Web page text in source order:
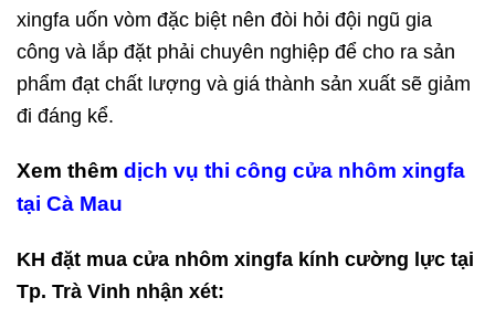
xingfa uốn vòm đặc biệt nên đòi hỏi đội ngũ gia
công và lắp đặt phải chuyên nghiệp để cho ra sản
phẩm đạt chất lượng và giá thành sản xuất sẽ giảm
đi đáng kể.
Xem thêm dịch vụ thi công cửa nhôm xingfa
tại Cà Mau
KH đặt mua cửa nhôm xingfa kính cường lực tại
Tp. Trà Vinh nhận xét: